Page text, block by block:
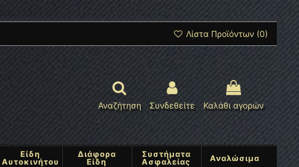
Λίστα Προϊόντων (0)
Αναζήτηση Συνδεθείτε Καλάθι αγορών
Είδη
Αυτοκινήτου
Διάφορα
Είδη
Συστήματα
Ασφαλείας
Αναλώσιμα